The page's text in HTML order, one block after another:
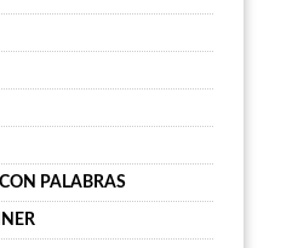
PALABRAS